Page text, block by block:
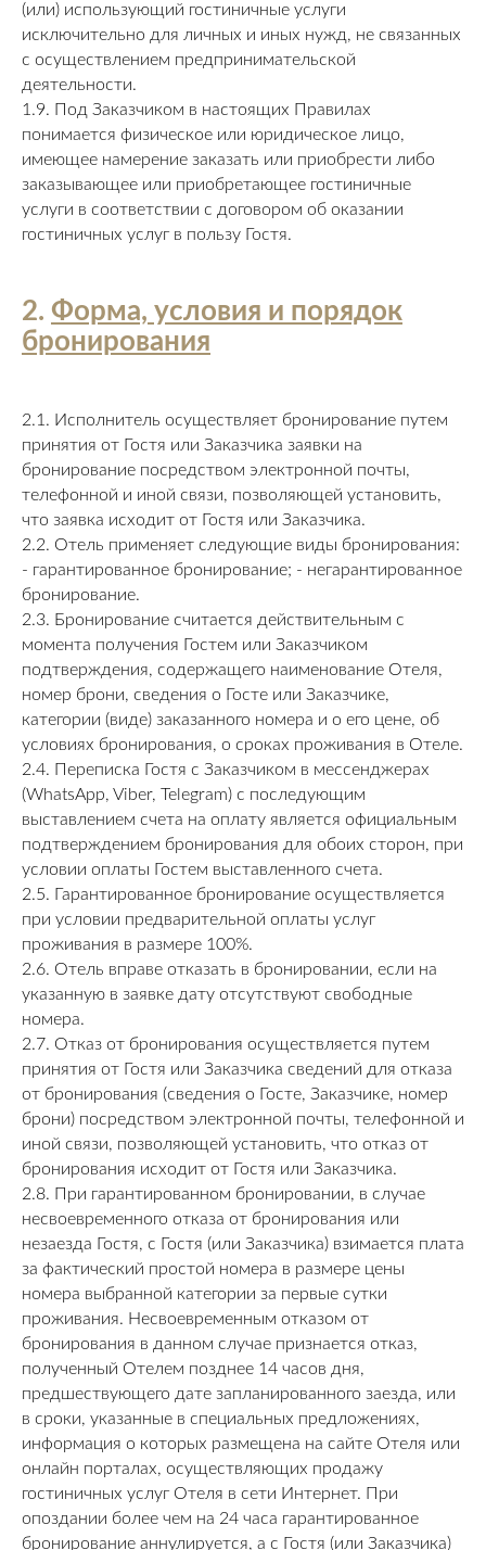
(или) использующий гостиничные услуги
исключительно для личных и иных нужд, не связанных
с осуществлением предпринимательской
деятельности.
1.9. Под Заказчиком в настоящих Правилах
понимается физическое или юридическое лицо,
имеющее намерение заказать или приобрести либо
заказывающее или приобретающее гостиничные
услуги в соответствии с договором об оказании
гостиничных услуг в пользу Гостя.
2. Форма, условия и порядок
бронирования
2.1. Исполнитель осуществляет бронирование путем
принятия от Гостя или Заказчика заявки на
бронирование посредством электронной почты,
телефонной и иной связи, позволяющей установить,
что заявка исходит от Гостя или Заказчика.
2.2. Отель применяет следующие виды бронирования:
- гарантированное бронирование; - негарантированное
бронирование.
2.3. Бронирование считается действительным с
момента получения Гостем или Заказчиком
подтверждения, содержащего наименование Отеля,
номер брони, сведения о Госте или Заказчике,
категории (виде) заказанного номера и о его цене, об
условиях бронирования, о сроках проживания в Отеле.
2.4. Переписка Гостя с Заказчиком в мессенджерах
(WhatsApp, Viber, Telegram) с последующим
выставлением счета на оплату является официальным
подтверждением бронирования для обоих сторон, при
условии оплаты Гостем выставленного счета.
2.5. Гарантированное бронирование осуществляется
при условии предварительной оплаты услуг
проживания в размере 100%.
2.6. Отель вправе отказать в бронировании, если на
указанную в заявке дату отсутствуют свободные
номера.
2.7. Отказ от бронирования осуществляется путем
принятия от Гостя или Заказчика сведений для отказа
от бронирования (сведения о Госте, Заказчике, номер
брони) посредством электронной почты, телефонной и
иной связи, позволяющей установить, что отказ от
бронирования исходит от Гостя или Заказчика.
2.8. При гарантированном бронировании, в случае
несвоевременного отказа от бронирования или
незаезда Гостя, с Гостя (или Заказчика) взимается плата
за фактический простой номера в размере цены
номера выбранной категории за первые сутки
проживания. Несвоевременным отказом от
бронирования в данном случае признается отказ,
полученный Отелем позднее 14 часов дня,
предшествующего дате запланированного заезда, или
в сроки, указанные в специальных предложениях,
информация о которых размещена на сайте Отеля или
онлайн порталах, осуществляющих продажу
гостиничных услуг Отеля в сети Интернет. При
опоздании более чем на 24 часа гарантированное
бронирование аннулируется, а с Гостя (или Заказчика)